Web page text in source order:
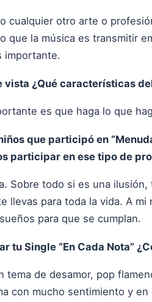
cualquier otro arte o
que la música es transmitir
importante.
vista ¿Qué características
es que haga lo que
que participó en
participar en ese tipo de
Sobre todo si es una
llevas para toda la vida. A
para que se cumplan.
tu Single “En Cada Nota”
tema de desamor, pop
con mucho sentimiento y